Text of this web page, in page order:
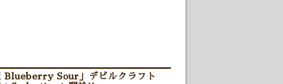
Blueberry Sour」デビルクラフト